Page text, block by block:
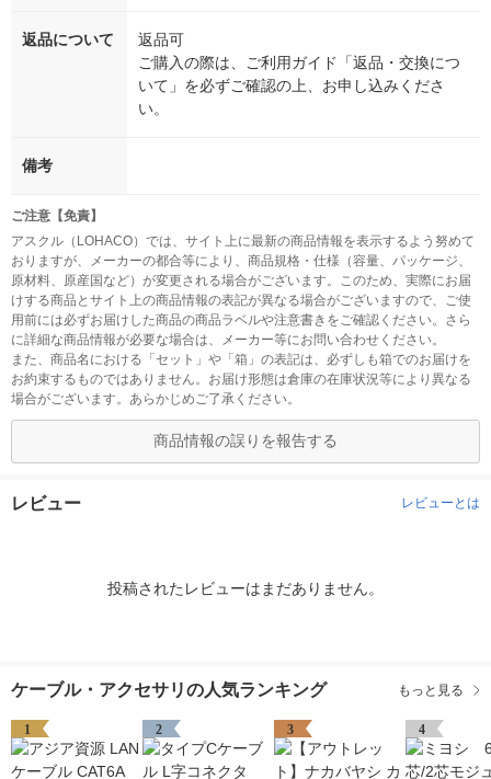
返品について
返品可
ご購入の際は、ご利用ガイド「返品・交換につ
いて」を必ずご確認の上、お申し込みくださ
い。
備考
ご注意【免責】
アスクル（LOHACO）では、サイト上に最新の商品情報を表示するよう努めて
おりますが、メーカーの都合等により、商品規格・仕様（容量、パッケージ、
原材料、原産国など）が変更される場合がございます。このため、実際にお届
けする商品とサイト上の商品情報の表記が異なる場合がございますので、ご使
用前には必ずお届けした商品の商品ラベルや注意書きをご確認ください。さら
に詳細な商品情報が必要な場合は、メーカー等にお問い合わせください。
また、商品名における「セット」や「箱」の表記は、必ずしも箱でのお届けを
お約束するものではありません。お届け形態は倉庫の在庫状況等により異なる
場合がございます。あらかじめご了承ください。
商品情報の誤りを報告する
レビュー レビューとは
投稿されたレビューはまだありません。
ケーブル・アクセサリの人気ランキング もっと見る
1 2 3 4